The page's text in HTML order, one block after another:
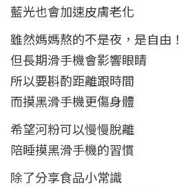
藍光也會加速皮膚老化
雖然媽媽熬的不是夜，是自由！
但長期滑手機會影響眼睛
所以要斟酌距離跟時間
而摸黑滑手機更傷身體
希望河粉可以慢慢脫離
陪睡摸黑滑手機的習慣
除了分享食品小常識